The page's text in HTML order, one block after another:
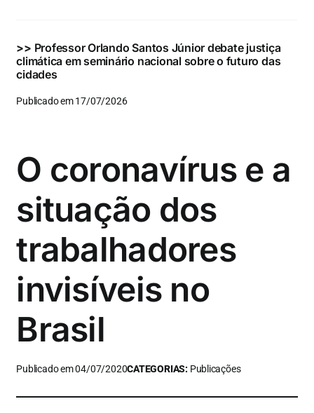
>> Professor Orlando Santos Júnior debate justiça
climática em seminário nacional sobre o futuro das
cidades
Publicado em 17/07/2026
O coronavírus e a
situação dos
trabalhadores
invisíveis no
Brasil
Publicado em 04/07/2020CATEGORIAS: Publicações